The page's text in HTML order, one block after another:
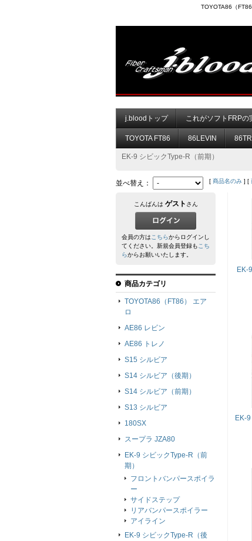
TOYOTA86（
j.bloodトップ これがソフトFRPの
TOYOTA FT86 86LEVIN
EK-9 シビックType-R（前期）
並べ替え： [ 商品名のみ ] [
EK-
EK-
こんばんは ゲスト さん
会員の方はこちらからログインし
てください。新規会員登録もこち
らからお願いいたします。
商品カテゴリ
TOYOTA86（FT86） エア
ロ
AE86 レビン
AE86 トレノ
S15 シルビア
S14 シルビア（後期）
S14 シルビア（前期）
S13 シルビア
180SX
スープラ JZA80
EK-9 シビックType-R（前
期）
フロントバンパースポイラ
ー
サイドステップ
リアバンパースポイラー
アイライン
EK-9 シビックType-R（後